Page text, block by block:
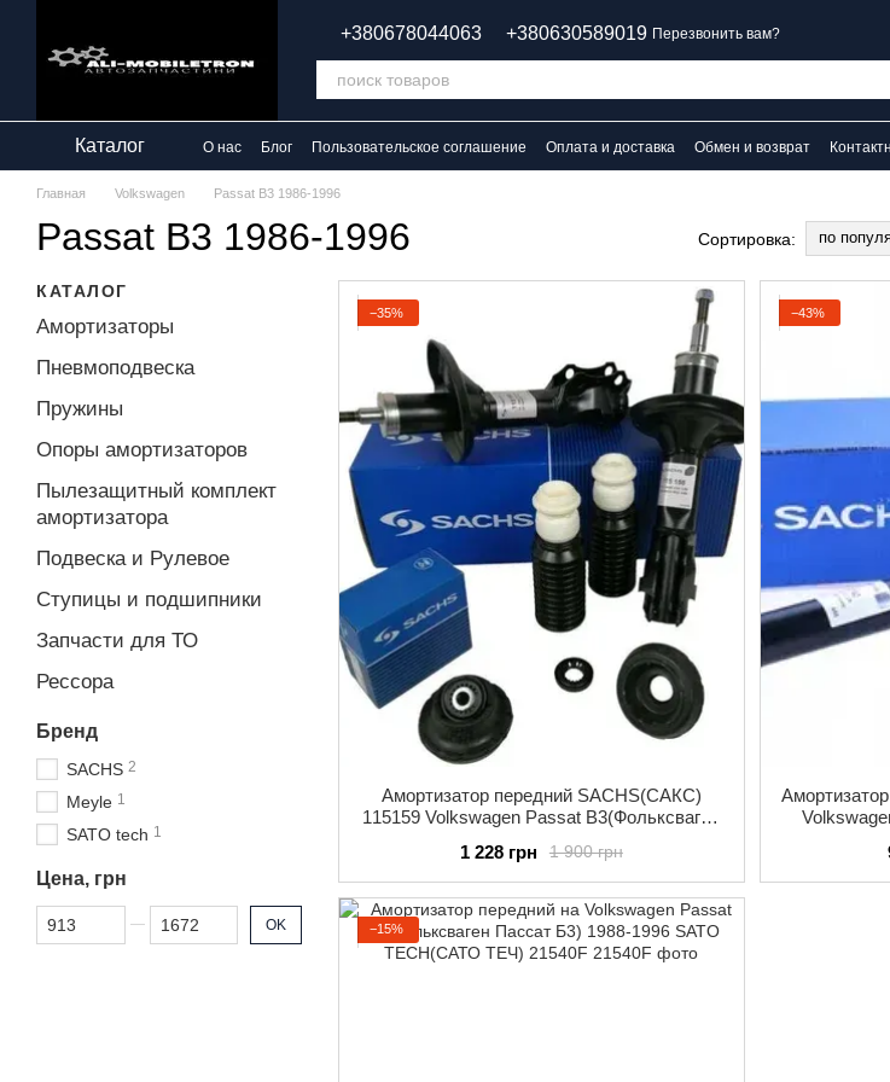
+380678044063 +380630589019 Перезвонить вам?
Каталог О нас Блог Пользовательское соглашение Оплата и доставка Обмен и возврат
Главная Volkswagen Passat B3 1986-1996
Passat B3 1986-1996 Сортировка: по
−35%
Амортизатор передний SACHS(САКС)
115159 Volkswagen Passat B3(Фольксваген
1 900 грн
1 228 грн
−43%
−15%
КАТАЛОГ
Амортизаторы
Пневмоподвеска
Пружины
Опоры амортизаторов
Пылезащитный комплект
амортизатора
Подвеска и Рулевое
Ступицы и подшипники
Запчасти для ТО
Рессора
Бренд
SACHS 2
Meyle 1
SATO tech 1
Цена, грн
От Цена, грн
До Цена, грн OK